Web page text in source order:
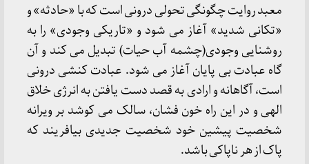
معبد روایت چگونگی تحولی درونی است که با «حادثه» و
«تکانی شدید» آغاز می شود و «تاریکی وجودی» را به
روشنایی وجودی(چشمه آب حیات) تبدیل می کند و آن
گاه عبادت بی پایان آغاز می شود. عبادت کنشی درونی
است، آگاهانه و ارادی به قصد دست یافتن به انرژی خلاق
الهی و در این راه خون فشان، سالک می کوشد بر ویرانه
شخصیت پیشین خود شخصیت جدیدی بیافریند که
پاک از هر ناپاکی باشد.